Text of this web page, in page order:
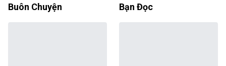
Buôn Chuyện Bạn Đọc